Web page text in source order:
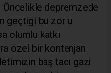
Öncelikle depremzede
geçtiği bu zorlu
olumlu katkı
özel bir kontenjan
baş tacı gazi